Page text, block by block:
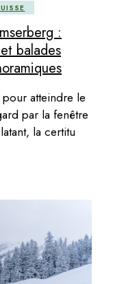
:
balades
pour atteindre le
par la fenêtre
la certitu